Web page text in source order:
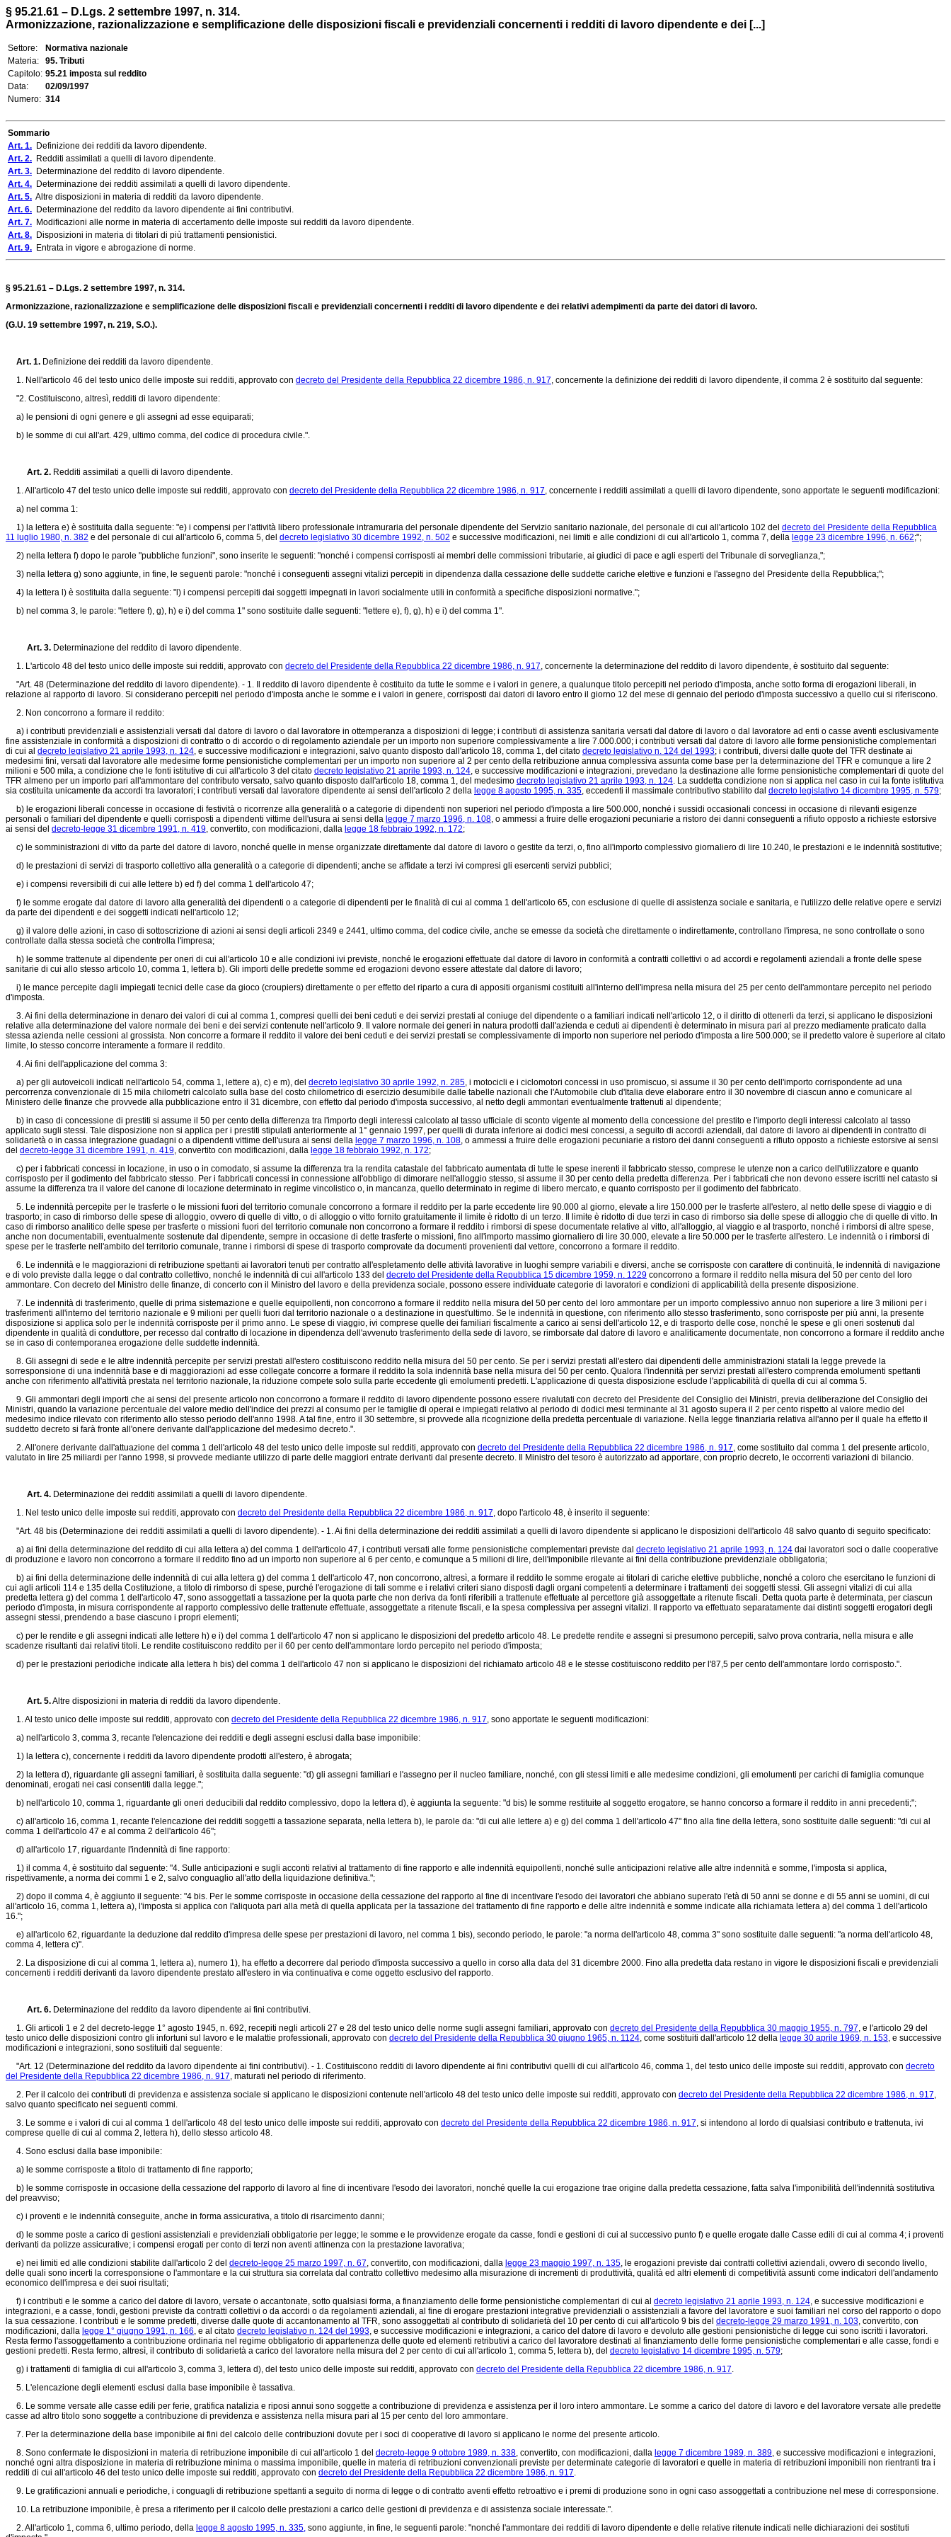
§ 95.21.61 – D.Lgs. 2 settembre 1997, n. 314.
Armonizzazione, razionalizzazione e semplificazione delle disposizioni fiscali e previdenziali concernenti i redditi di lavoro dipendente e dei [...]
Settore:
Normativa nazionale
Materia:
95. Tributi
Capitolo: 95.21 imposta sul reddito
Data:
02/09/1997
Numero: 314
Sommario
Art. 1. Definizione dei redditi da lavoro dipendente.
Art. 2. Redditi assimilati a quelli di lavoro dipendente.
Art. 3. Determinazione del reddito di lavoro dipendente.
Art. 4. Determinazione dei redditi assimilati a quelli di lavoro dipendente.
Art. 5. Altre disposizioni in materia di redditi da lavoro dipendente.
Art. 6. Determinazione del reddito da lavoro dipendente ai fini contributivi.
Art. 7. Modificazioni alle norme in materia di accertamento delle imposte sui redditi da lavoro dipendente.
Art. 8. Disposizioni in materia di titolari di più trattamenti pensionistici.
Art. 9. Entrata in vigore e abrogazione di norme.
§ 95.21.61 – D.Lgs. 2 settembre 1997, n. 314.
Armonizzazione, razionalizzazione e semplificazione delle disposizioni fiscali e previdenziali concernenti i redditi di lavoro dipendente e dei relativi adempimenti da parte dei datori di lavoro.
(G.U. 19 settembre 1997, n. 219, S.O.).
Art. 1. Definizione dei redditi da lavoro dipendente.
1. Nell'articolo 46 del testo unico delle imposte sui redditi, approvato con decreto del Presidente della Repubblica 22 dicembre 1986, n. 917, concernente la definizione dei redditi di lavoro dipendente, il comma 2 è sostituito dal seguente:
"2. Costituiscono, altresì, redditi di lavoro dipendente:
a) le pensioni di ogni genere e gli assegni ad esse equiparati;
b) le somme di cui all'art. 429, ultimo comma, del codice di procedura civile.".
Art. 2. Redditi assimilati a quelli di lavoro dipendente.
1. All'articolo 47 del testo unico delle imposte sui redditi, approvato con decreto del Presidente della Repubblica 22 dicembre 1986, n. 917, concernente i redditi assimilati a quelli di lavoro dipendente, sono apportate le seguenti modificazioni:
a) nel comma 1:
1) la lettera e) è sostituita dalla seguente: "e) i compensi per l'attività libero professionale intramuraria del personale dipendente del Servizio sanitario nazionale, del personale di cui all'articolo 102 del decreto del Presidente della Repubblica
11 luglio 1980, n. 382 e del personale di cui all'articolo 6, comma 5, del decreto legislativo 30 dicembre 1992, n. 502 e successive modificazioni, nei limiti e alle condizioni di cui all'articolo 1, comma 7, della legge 23 dicembre 1996, n. 662;";
2) nella lettera f) dopo le parole "pubbliche funzioni", sono inserite le seguenti: "nonché i compensi corrisposti ai membri delle commissioni tributarie, ai giudici di pace e agli esperti del Tribunale di sorveglianza,";
3) nella lettera g) sono aggiunte, in fine, le seguenti parole: "nonché i conseguenti assegni vitalizi percepiti in dipendenza dalla cessazione delle suddette cariche elettive e funzioni e l'assegno del Presidente della Repubblica;";
4) la lettera l) è sostituita dalla seguente: "l) i compensi percepiti dai soggetti impegnati in lavori socialmente utili in conformità a specifiche disposizioni normative.";
b) nel comma 3, le parole: "lettere f), g), h) e i) del comma 1" sono sostituite dalle seguenti: "lettere e), f), g), h) e i) del comma 1".
Art. 3. Determinazione del reddito di lavoro dipendente.
1. L'articolo 48 del testo unico delle imposte sui redditi, approvato con decreto del Presidente della Repubblica 22 dicembre 1986, n. 917, concernente la determinazione del reddito di lavoro dipendente, è sostituito dal seguente:
"Art. 48 (Determinazione del reddito di lavoro dipendente). - 1. Il reddito di lavoro dipendente è costituito da tutte le somme e i valori in genere, a qualunque titolo percepiti nel periodo d'imposta, anche sotto forma di erogazioni liberali, in
relazione al rapporto di lavoro. Si considerano percepiti nel periodo d'imposta anche le somme e i valori in genere, corrisposti dai datori di lavoro entro il giorno 12 del mese di gennaio del periodo d'imposta successivo a quello cui si riferiscono.
2. Non concorrono a formare il reddito:
a) i contributi previdenziali e assistenziali versati dal datore di lavoro o dal lavoratore in ottemperanza a disposizioni di legge; i contributi di assistenza sanitaria versati dal datore di lavoro o dal lavoratore ad enti o casse aventi esclusivamente
fine assistenziale in conformità a disposizioni di contratto o di accordo o di regolamento aziendale per un importo non superiore complessivamente a lire 7.000.000; i contributi versati dal datore di lavoro alle forme pensionistiche complementari
di cui al decreto legislativo 21 aprile 1993, n. 124, e successive modificazioni e integrazioni, salvo quanto disposto dall'articolo 18, comma 1, del citato decreto legislativo n. 124 del 1993; i contributi, diversi dalle quote del TFR destinate ai
medesimi fini, versati dal lavoratore alle medesime forme pensionistiche complementari per un importo non superiore al 2 per cento della retribuzione annua complessiva assunta come base per la determinazione del TFR e comunque a lire 2
milioni e 500 mila, a condizione che le fonti istitutive di cui all'articolo 3 del citato decreto legislativo 21 aprile 1993, n. 124, e successive modificazioni e integrazioni, prevedano la destinazione alle forme pensionistiche complementari di quote del
TFR almeno per un importo pari all'ammontare del contributo versato, salvo quanto disposto dall'articolo 18, comma 1, del medesimo decreto legislativo 21 aprile 1993, n. 124. La suddetta condizione non si applica nel caso in cui la fonte istitutiva
sia costituita unicamente da accordi tra lavoratori; i contributi versati dal lavoratore dipendente ai sensi dell'articolo 2 della legge 8 agosto 1995, n. 335, eccedenti il massimale contributivo stabilito dal decreto legislativo 14 dicembre 1995, n. 579;
b) le erogazioni liberali concesse in occasione di festività o ricorrenze alla generalità o a categorie di dipendenti non superiori nel periodo d'imposta a lire 500.000, nonché i sussidi occasionali concessi in occasione di rilevanti esigenze
personali o familiari del dipendente e quelli corrisposti a dipendenti vittime dell'usura ai sensi della legge 7 marzo 1996, n. 108, o ammessi a fruire delle erogazioni pecuniarie a ristoro dei danni conseguenti a rifiuto opposto a richieste estorsive
ai sensi del decreto-legge 31 dicembre 1991, n. 419, convertito, con modificazioni, dalla legge 18 febbraio 1992, n. 172;
c) le somministrazioni di vitto da parte del datore di lavoro, nonché quelle in mense organizzate direttamente dal datore di lavoro o gestite da terzi, o, fino all'importo complessivo giornaliero di lire 10.240, le prestazioni e le indennità sostitutive;
d) le prestazioni di servizi di trasporto collettivo alla generalità o a categorie di dipendenti; anche se affidate a terzi ivi compresi gli esercenti servizi pubblici;
e) i compensi reversibili di cui alle lettere b) ed f) del comma 1 dell'articolo 47;
f) le somme erogate dal datore di lavoro alla generalità dei dipendenti o a categorie di dipendenti per le finalità di cui al comma 1 dell'articolo 65, con esclusione di quelle di assistenza sociale e sanitaria, e l'utilizzo delle relative opere e servizi
da parte dei dipendenti e dei soggetti indicati nell'articolo 12;
g) il valore delle azioni, in caso di sottoscrizione di azioni ai sensi degli articoli 2349 e 2441, ultimo comma, del codice civile, anche se emesse da società che direttamente o indirettamente, controllano l'impresa, ne sono controllate o sono
controllate dalla stessa società che controlla l'impresa;
h) le somme trattenute al dipendente per oneri di cui all'articolo 10 e alle condizioni ivi previste, nonché le erogazioni effettuate dal datore di lavoro in conformità a contratti collettivi o ad accordi e regolamenti aziendali a fronte delle spese
sanitarie di cui allo stesso articolo 10, comma 1, lettera b). Gli importi delle predette somme ed erogazioni devono essere attestate dal datore di lavoro;
i) le mance percepite dagli impiegati tecnici delle case da gioco (croupiers) direttamente o per effetto del riparto a cura di appositi organismi costituiti all'interno dell'impresa nella misura del 25 per cento dell'ammontare percepito nel periodo
d'imposta.
3. Ai fini della determinazione in denaro dei valori di cui al comma 1, compresi quelli dei beni ceduti e dei servizi prestati al coniuge del dipendente o a familiari indicati nell'articolo 12, o il diritto di ottenerli da terzi, si applicano le disposizioni
relative alla determinazione del valore normale dei beni e dei servizi contenute nell'articolo 9. Il valore normale dei generi in natura prodotti dall'azienda e ceduti ai dipendenti è determinato in misura pari al prezzo mediamente praticato dalla
stessa azienda nelle cessioni al grossista. Non concorre a formare il reddito il valore dei beni ceduti e dei servizi prestati se complessivamente di importo non superiore nel periodo d'imposta a lire 500.000; se il predetto valore è superiore al citato
limite, lo stesso concorre interamente a formare il reddito.
4. Ai fini dell'applicazione del comma 3:
a) per gli autoveicoli indicati nell'articolo 54, comma 1, lettere a), c) e m), del decreto legislativo 30 aprile 1992, n. 285, i motocicli e i ciclomotori concessi in uso promiscuo, si assume il 30 per cento dell'importo corrispondente ad una
percorrenza convenzionale di 15 mila chilometri calcolato sulla base del costo chilometrico di esercizio desumibile dalle tabelle nazionali che l'Automobile club d'Italia deve elaborare entro il 30 novembre di ciascun anno e comunicare al
Ministero delle finanze che provvede alla pubblicazione entro il 31 dicembre, con effetto dal periodo d'imposta successivo, al netto degli ammontari eventualmente trattenuti al dipendente;
b) in caso di concessione di prestiti si assume il 50 per cento della differenza tra l'importo degli interessi calcolato al tasso ufficiale di sconto vigente al momento della concessione del prestito e l'importo degli interessi calcolato al tasso
applicato sugli stessi. Tale disposizione non si applica per i prestiti stipulati anteriormente al 1° gennaio 1997, per quelli di durata inferiore ai dodici mesi concessi, a seguito di accordi aziendali, dal datore di lavoro ai dipendenti in contratto di
solidarietà o in cassa integrazione guadagni o a dipendenti vittime dell'usura ai sensi della legge 7 marzo 1996, n. 108, o ammessi a fruire delle erogazioni pecuniarie a ristoro dei danni conseguenti a rifiuto opposto a richieste estorsive ai sensi
del decreto-legge 31 dicembre 1991, n. 419, convertito con modificazioni, dalla legge 18 febbraio 1992, n. 172;
c) per i fabbricati concessi in locazione, in uso o in comodato, si assume la differenza tra la rendita catastale del fabbricato aumentata di tutte le spese inerenti il fabbricato stesso, comprese le utenze non a carico dell'utilizzatore e quanto
corrisposto per il godimento del fabbricato stesso. Per i fabbricati concessi in connessione all'obbligo di dimorare nell'alloggio stesso, si assume il 30 per cento della predetta differenza. Per i fabbricati che non devono essere iscritti nel catasto si
assume la differenza tra il valore del canone di locazione determinato in regime vincolistico o, in mancanza, quello determinato in regime di libero mercato, e quanto corrisposto per il godimento del fabbricato.
5. Le indennità percepite per le trasferte o le missioni fuori del territorio comunale concorrono a formare il reddito per la parte eccedente lire 90.000 al giorno, elevate a lire 150.000 per le trasferte all'estero, al netto delle spese di viaggio e di
trasporto; in caso di rimborso delle spese di alloggio, ovvero di quelle di vitto, o di alloggio o vitto fornito gratuitamente il limite è ridotto di un terzo. Il limite è ridotto di due terzi in caso di rimborso sia delle spese di alloggio che di quelle di vitto. In
caso di rimborso analitico delle spese per trasferte o missioni fuori del territorio comunale non concorrono a formare il reddito i rimborsi di spese documentate relative al vitto, all'alloggio, al viaggio e al trasporto, nonché i rimborsi di altre spese,
anche non documentabili, eventualmente sostenute dal dipendente, sempre in occasione di dette trasferte o missioni, fino all'importo massimo giornaliero di lire 30.000, elevate a lire 50.000 per le trasferte all'estero. Le indennità o i rimborsi di
spese per le trasferte nell'ambito del territorio comunale, tranne i rimborsi di spese di trasporto comprovate da documenti provenienti dal vettore, concorrono a formare il reddito.
6. Le indennità e le maggiorazioni di retribuzione spettanti ai lavoratori tenuti per contratto all'espletamento delle attività lavorative in luoghi sempre variabili e diversi, anche se corrisposte con carattere di continuità, le indennità di navigazione
e di volo previste dalla legge o dal contratto collettivo, nonché le indennità di cui all'articolo 133 del decreto del Presidente della Repubblica 15 dicembre 1959, n. 1229 concorrono a formare il reddito nella misura del 50 per cento del loro
ammontare. Con decreto del Ministro delle finanze, di concerto con il Ministro del lavoro e della previdenza sociale, possono essere individuate categorie di lavoratori e condizioni di applicabilità della presente disposizione.
7. Le indennità di trasferimento, quelle di prima sistemazione e quelle equipollenti, non concorrono a formare il reddito nella misura del 50 per cento del loro ammontare per un importo complessivo annuo non superiore a lire 3 milioni per i
trasferimenti all'interno del territorio nazionale e 9 milioni per quelli fuori dal territorio nazionale o a destinazione in quest'ultimo. Se le indennità in questione, con riferimento allo stesso trasferimento, sono corrisposte per più anni, la presente
disposizione si applica solo per le indennità corrisposte per il primo anno. Le spese di viaggio, ivi comprese quelle dei familiari fiscalmente a carico ai sensi dell'articolo 12, e di trasporto delle cose, nonché le spese e gli oneri sostenuti dal
dipendente in qualità di conduttore, per recesso dal contratto di locazione in dipendenza dell'avvenuto trasferimento della sede di lavoro, se rimborsate dal datore di lavoro e analiticamente documentate, non concorrono a formare il reddito anche
se in caso di contemporanea erogazione delle suddette indennità.
8. Gli assegni di sede e le altre indennità percepite per servizi prestati all'estero costituiscono reddito nella misura del 50 per cento. Se per i servizi prestati all'estero dai dipendenti delle amministrazioni statali la legge prevede la
sorresponsione di una indennità base e di maggiorazioni ad esse collegate concorre a formare il reddito la sola indennità base nella misura del 50 per cento. Qualora l'indennità per servizi prestati all'estero comprenda emolumenti spettanti
anche con riferimento all'attività prestata nel territorio nazionale, la riduzione compete solo sulla parte eccedente gli emolumenti predetti. L'applicazione di questa disposizione esclude l'applicabilità di quella di cui al comma 5.
9. Gli ammontari degli importi che ai sensi del presente articolo non concorrono a formare il reddito di lavoro dipendente possono essere rivalutati con decreto del Presidente del Consiglio dei Ministri, previa deliberazione del Consiglio dei
Ministri, quando la variazione percentuale del valore medio dell'indice dei prezzi al consumo per le famiglie di operai e impiegati relativo al periodo di dodici mesi terminante al 31 agosto supera il 2 per cento rispetto al valore medio del
medesimo indice rilevato con riferimento allo stesso periodo dell'anno 1998. A tal fine, entro il 30 settembre, si provvede alla ricognizione della predetta percentuale di variazione. Nella legge finanziaria relativa all'anno per il quale ha effetto il
suddetto decreto si farà fronte all'onere derivante dall'applicazione del medesimo decreto.".
2. All'onere derivante dall'attuazione del comma 1 dell'articolo 48 del testo unico delle imposte sul redditi, approvato con decreto del Presidente della Repubblica 22 dicembre 1986, n. 917, come sostituito dal comma 1 del presente articolo,
valutato in lire 25 miliardi per l'anno 1998, si provvede mediante utilizzo di parte delle maggiori entrate derivanti dal presente decreto. Il Ministro del tesoro è autorizzato ad apportare, con proprio decreto, le occorrenti variazioni di bilancio.
Art. 4. Determinazione dei redditi assimilati a quelli di lavoro dipendente.
1. Nel testo unico delle imposte sui redditi, approvato con decreto del Presidente della Repubblica 22 dicembre 1986, n. 917, dopo l'articolo 48, è inserito il seguente:
"Art. 48 bis (Determinazione dei redditi assimilati a quelli di lavoro dipendente). - 1. Ai fini della determinazione dei redditi assimilati a quelli di lavoro dipendente si applicano le disposizioni dell'articolo 48 salvo quanto di seguito specificato:
a) ai fini della determinazione del reddito di cui alla lettera a) del comma 1 dell'articolo 47, i contributi versati alle forme pensionistiche complementari previste dal decreto legislativo 21 aprile 1993, n. 124 dai lavoratori soci o dalle cooperative
di produzione e lavoro non concorrono a formare il reddito fino ad un importo non superiore al 6 per cento, e comunque a 5 milioni di lire, dell'imponibile rilevante ai fini della contribuzione previdenziale obbligatoria;
b) ai fini della determinazione delle indennità di cui alla lettera g) del comma 1 dell'articolo 47, non concorrono, altresì, a formare il reddito le somme erogate ai titolari di cariche elettive pubbliche, nonché a coloro che esercitano le funzioni di
cui agli articoli 114 e 135 della Costituzione, a titolo di rimborso di spese, purché l'erogazione di tali somme e i relativi criteri siano disposti dagli organi competenti a determinare i trattamenti dei soggetti stessi. Gli assegni vitalizi di cui alla
predetta lettera g) del comma 1 dell'articolo 47, sono assoggettati a tassazione per la quota parte che non deriva da fonti riferibili a trattenute effettuate al percettore già assoggettate a ritenute fiscali. Detta quota parte è determinata, per ciascun
periodo d'imposta, in misura corrispondente al rapporto complessivo delle trattenute effettuate, assoggettate a ritenute fiscali, e la spesa complessiva per assegni vitalizi. Il rapporto va effettuato separatamente dai distinti soggetti erogatori degli
assegni stessi, prendendo a base ciascuno i propri elementi;
c) per le rendite e gli assegni indicati alle lettere h) e i) del comma 1 dell'articolo 47 non si applicano le disposizioni del predetto articolo 48. Le predette rendite e assegni si presumono percepiti, salvo prova contraria, nella misura e alle
scadenze risultanti dai relativi titoli. Le rendite costituiscono reddito per il 60 per cento dell'ammontare lordo percepito nel periodo d'imposta;
d) per le prestazioni periodiche indicate alla lettera h bis) del comma 1 dell'articolo 47 non si applicano le disposizioni del richiamato articolo 48 e le stesse costituiscono reddito per l'87,5 per cento dell'ammontare lordo corrisposto.".
Art. 5.Altre disposizioni in materia di redditi da lavoro dipendente.
1. Al testo unico delle imposte sui redditi, approvato con decreto del Presidente della Repubblica 22 dicembre 1986, n. 917, sono apportate le seguenti modificazioni:
a) nell'articolo 3, comma 3, recante l'elencazione dei redditi e degli assegni esclusi dalla base imponibile:
1) la lettera c), concernente i redditi da lavoro dipendente prodotti all'estero, è abrogata;
2) la lettera d), riguardante gli assegni familiari, è sostituita dalla seguente: "d) gli assegni familiari e l'assegno per il nucleo familiare, nonché, con gli stessi limiti e alle medesime condizioni, gli emolumenti per carichi di famiglia comunque
denominati, erogati nei casi consentiti dalla legge.";
b) nell'articolo 10, comma 1, riguardante gli oneri deducibili dal reddito complessivo, dopo la lettera d), è aggiunta la seguente: "d bis) le somme restituite al soggetto erogatore, se hanno concorso a formare il reddito in anni precedenti;";
c) all'articolo 16, comma 1, recante l'elencazione dei redditi soggetti a tassazione separata, nella lettera b), le parole da: "di cui alle lettere a) e g) del comma 1 dell'articolo 47" fino alla fine della lettera, sono sostituite dalle seguenti: "di cui al
comma 1 dell'articolo 47 e al comma 2 dell'articolo 46";
d) all'articolo 17, riguardante l'indennità di fine rapporto:
1) il comma 4, è sostituito dal seguente: "4. Sulle anticipazioni e sugli acconti relativi al trattamento di fine rapporto e alle indennità equipollenti, nonché sulle anticipazioni relative alle altre indennità e somme, l'imposta si applica,
rispettivamente, a norma dei commi 1 e 2, salvo conguaglio all'atto della liquidazione definitiva.";
2) dopo il comma 4, è aggiunto il seguente: "4 bis. Per le somme corrisposte in occasione della cessazione del rapporto al fine di incentivare l'esodo dei lavoratori che abbiano superato l'età di 50 anni se donne e di 55 anni se uomini, di cui
all'articolo 16, comma 1, lettera a), l'imposta si applica con l'aliquota pari alla metà di quella applicata per la tassazione del trattamento di fine rapporto e delle altre indennità e somme indicate alla richiamata lettera a) del comma 1 dell'articolo
16.";
e) all'articolo 62, riguardante la deduzione dal reddito d'impresa delle spese per prestazioni di lavoro, nel comma 1 bis), secondo periodo, le parole: "a norma dell'articolo 48, comma 3" sono sostituite dalle seguenti: "a norma dell'articolo 48,
comma 4, lettera c)".
2. La disposizione di cui al comma 1, lettera a), numero 1), ha effetto a decorrere dal periodo d'imposta successivo a quello in corso alla data del 31 dicembre 2000. Fino alla predetta data restano in vigore le disposizioni fiscali e previdenziali
concernenti i redditi derivanti da lavoro dipendente prestato all'estero in via continuativa e come oggetto esclusivo del rapporto.
Art. 6. Determinazione del reddito da lavoro dipendente ai fini contributivi.
1. Gli articoli 1 e 2 del decreto-legge 1° agosto 1945, n. 692, recepiti negli articoli 27 e 28 del testo unico delle norme sugli assegni familiari, approvato con decreto del Presidente della Repubblica 30 maggio 1955, n. 797, e l'articolo 29 del
testo unico delle disposizioni contro gli infortuni sul lavoro e le malattie professionali, approvato con decreto del Presidente della Repubblica 30 giugno 1965, n. 1124, come sostituiti dall'articolo 12 della legge 30 aprile 1969, n. 153, e successive
modificazioni e integrazioni, sono sostituiti dal seguente:
"Art. 12 (Determinazione del reddito da lavoro dipendente ai fini contributivi). - 1. Costituiscono redditi di lavoro dipendente ai fini contributivi quelli di cui all'articolo 46, comma 1, del testo unico delle imposte sui redditi, approvato con decreto
del Presidente della Repubblica 22 dicembre 1986, n. 917, maturati nel periodo di riferimento.
2. Per il calcolo dei contributi di previdenza e assistenza sociale si applicano le disposizioni contenute nell'articolo 48 del testo unico delle imposte sui redditi, approvato con decreto del Presidente della Repubblica 22 dicembre 1986, n. 917,
salvo quanto specificato nei seguenti commi.
3. Le somme e i valori di cui al comma 1 dell'articolo 48 del testo unico delle imposte sui redditi, approvato con decreto del Presidente della Repubblica 22 dicembre 1986, n. 917, si intendono al lordo di qualsiasi contributo e trattenuta, ivi
comprese quelle di cui al comma 2, lettera h), dello stesso articolo 48.
4. Sono esclusi dalla base imponibile:
a) le somme corrisposte a titolo di trattamento di fine rapporto;
b) le somme corrisposte in occasione della cessazione del rapporto di lavoro al fine di incentivare l'esodo dei lavoratori, nonché quelle la cui erogazione trae origine dalla predetta cessazione, fatta salva l'imponibilità dell'indennità sostitutiva
del preavviso;
c) i proventi e le indennità conseguite, anche in forma assicurativa, a titolo di risarcimento danni;
d) le somme poste a carico di gestioni assistenziali e previdenziali obbligatorie per legge; le somme e le provvidenze erogate da casse, fondi e gestioni di cui al successivo punto f) e quelle erogate dalle Casse edili di cui al comma 4; i proventi
derivanti da polizze assicurative; i compensi erogati per conto di terzi non aventi attinenza con la prestazione lavorativa;
e) nei limiti ed alle condizioni stabilite dall'articolo 2 del decreto-legge 25 marzo 1997, n. 67, convertito, con modificazioni, dalla legge 23 maggio 1997, n. 135, le erogazioni previste dai contratti collettivi aziendali, ovvero di secondo livello,
delle quali sono incerti la corresponsione o l'ammontare e la cui struttura sia correlata dal contratto collettivo medesimo alla misurazione di incrementi di produttività, qualità ed altri elementi di competitività assunti come indicatori dell'andamento
economico dell'impresa e dei suoi risultati;
f) i contributi e le somme a carico del datore di lavoro, versate o accantonate, sotto qualsiasi forma, a finanziamento delle forme pensionistiche complementari di cui al decreto legislativo 21 aprile 1993, n. 124, e successive modificazioni e
integrazioni, e a casse, fondi, gestioni previste da contratti collettivi o da accordi o da regolamenti aziendali, al fine di erogare prestazioni integrative previdenziali o assistenziali a favore del lavoratore e suoi familiari nel corso del rapporto o dopo
la sua cessazione. I contributi e le somme predetti, diverse dalle quote di accantonamento al TFR, sono assoggettati al contributo di solidarietà del 10 per cento di cui all'articolo 9 bis del decreto-legge 29 marzo 1991, n. 103, convertito, con
modificazioni, dalla legge 1° giugno 1991, n. 166, e al citato decreto legislativo n. 124 del 1993, e successive modificazioni e integrazioni, a carico del datore di lavoro e devoluto alle gestioni pensionistiche di legge cui sono iscritti i lavoratori.
Resta fermo l'assoggettamento a contribuzione ordinaria nel regime obbligatorio di appartenenza delle quote ed elementi retributivi a carico del lavoratore destinati al finanziamento delle forme pensionistiche complementari e alle casse, fondi e
gestioni predetti. Resta fermo, altresì, il contributo di solidarietà a carico del lavoratore nella misura del 2 per cento di cui all'articolo 1, comma 5, lettera b), del decreto legislativo 14 dicembre 1995, n. 579;
g) i trattamenti di famiglia di cui all'articolo 3, comma 3, lettera d), del testo unico delle imposte sui redditi, approvato con decreto del Presidente della Repubblica 22 dicembre 1986, n. 917.
5. L'elencazione degli elementi esclusi dalla base imponibile è tassativa.
6. Le somme versate alle casse edili per ferie, gratifica natalizia e riposi annui sono soggette a contribuzione di previdenza e assistenza per il loro intero ammontare. Le somme a carico del datore di lavoro e del lavoratore versate alle predette
casse ad altro titolo sono soggette a contribuzione di previdenza e assistenza nella misura pari al 15 per cento del loro ammontare.
7. Per la determinazione della base imponibile ai fini del calcolo delle contribuzioni dovute per i soci di cooperative di lavoro si applicano le norme del presente articolo.
8. Sono confermate le disposizioni in materia di retribuzione imponibile di cui all'articolo 1 del decreto-legge 9 ottobre 1989, n. 338, convertito, con modificazioni, dalla legge 7 dicembre 1989, n. 389, e successive modificazioni e integrazioni,
nonché ogni altra disposizione in materia di retribuzione minima o massima imponibile, quelle in materia di retribuzioni convenzionali previste per determinate categorie di lavoratori e quelle in materia di retribuzioni imponibili non rientranti tra i
redditi di cui all'articolo 46 del testo unico delle imposte sui redditi, approvato con decreto del Presidente della Repubblica 22 dicembre 1986, n. 917.
9. Le gratificazioni annuali e periodiche, i conguagli di retribuzione spettanti a seguito di norma di legge o di contratto aventi effetto retroattivo e i premi di produzione sono in ogni caso assoggettati a contribuzione nel mese di corresponsione.
10. La retribuzione imponibile, è presa a riferimento per il calcolo delle prestazioni a carico delle gestioni di previdenza e di assistenza sociale interessate.".
2. All'articolo 1, comma 6, ultimo periodo, della legge 8 agosto 1995, n. 335, sono aggiunte, in fine, le seguenti parole: "nonché l'ammontare dei redditi di lavoro dipendente e delle relative ritenute indicati nelle dichiarazioni dei sostituti